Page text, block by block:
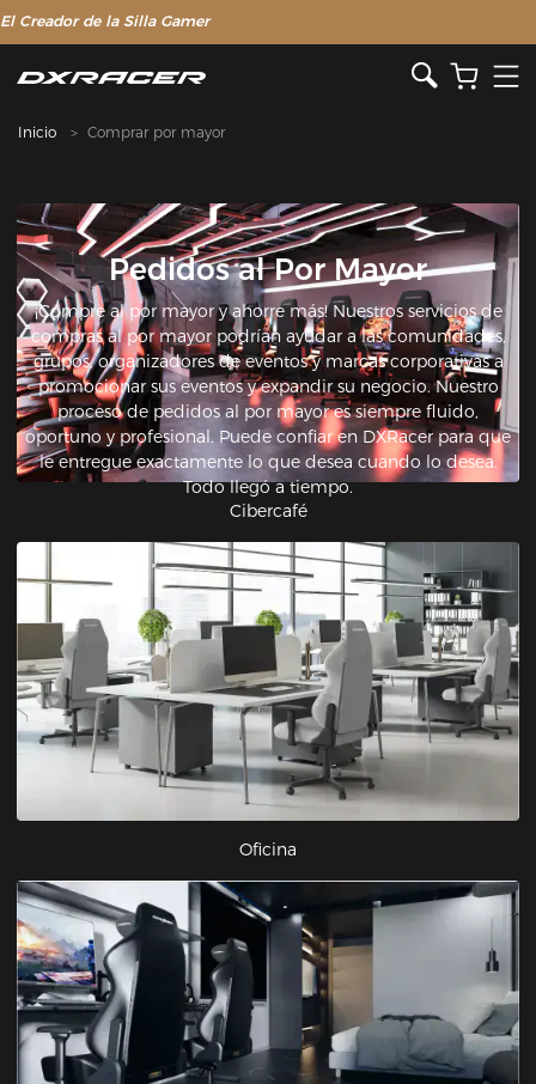
El Creador de la Silla Gamer
Inicio Comprar por mayor
Pedidos al Por Mayor
¡Compre al por mayor y ahorre más! Nuestros servicios de
compras al por mayor podrían ayudar a las comunidades,
grupos, organizadores de eventos y marcas corporativas a
promocionar sus eventos y expandir su negocio. Nuestro
proceso de pedidos al por mayor es siempre fluido,
oportuno y profesional. Puede confiar en DXRacer para que
le entregue exactamente lo que desea cuando lo desea.
Todo llegó a tiempo.
Cibercafé
Oficina